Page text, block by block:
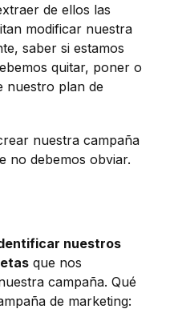
de ellos las
modificar nuestra
saber si estamos
quitar, poner o
nuestro plan de
nuestra campaña
no debemos obviar.
nuestros
que nos
campaña. Qué
de marketing: